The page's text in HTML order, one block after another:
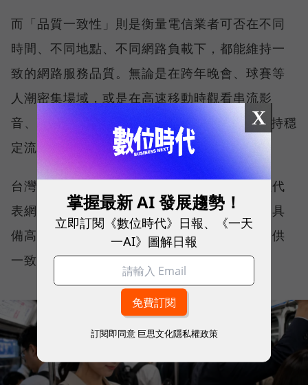
而「品質一致性」則是衡量電信業者可否在不同
時間、不同地點、不同網路負載下，都能維持一
致的網路服務品質。無論是在跨年晚會、球賽等
人潮密集場域，或是在高速移動時觀看串流影
音、傳送 LINE 訊息、分享社群動態，確保維持穩
定流暢，不因環境改變而明顯降速。
台灣大哥大能同時拿下這兩項全台第一，不僅代
表網路速度表現優異，更證明其網路基礎建設具
備高度穩定性與韌性，能在各種使用情境下提供
一致且可靠的連線品質。
X
掌握最新 AI 發展趨勢！
立即訂閱《數位時代》日報、《一天
一AI》圖解日報
訂閱即同意 巨思文化隱私權政策